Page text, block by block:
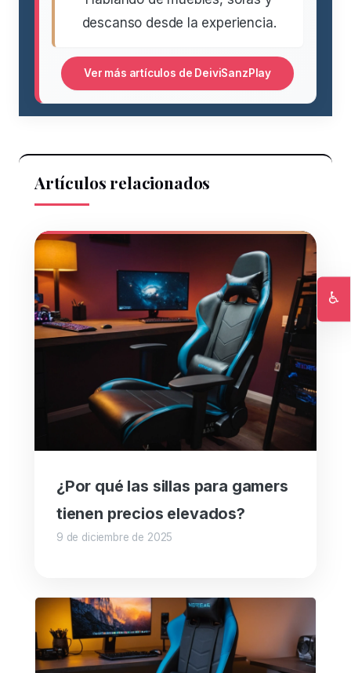
descanso desde la experiencia.
Ver más artículos de DeiviSanzPlay
Artículos relacionados
¿Por qué las sillas para gamers
tienen precios elevados?
9 de diciembre de 2025
♿